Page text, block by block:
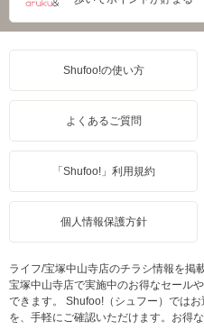
Shufoo!の使い方
よくあるご質問
「Shufoo!」利用規約
個人情報保護方針
ライフ/宝塚中山寺店のチラシ情報を掲
宝塚中山寺店で実施中のお得なセール
できます。 Shufoo!（シュフー）では
を、手軽にご確認いただけます。お得